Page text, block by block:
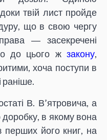
твій лист пройде
що в свою чергу
― засекречені
до цього ж закону,
хоча поступи в
раніше.
В. В’ятровича, а
доробку, в якому вона
перших його книг, на